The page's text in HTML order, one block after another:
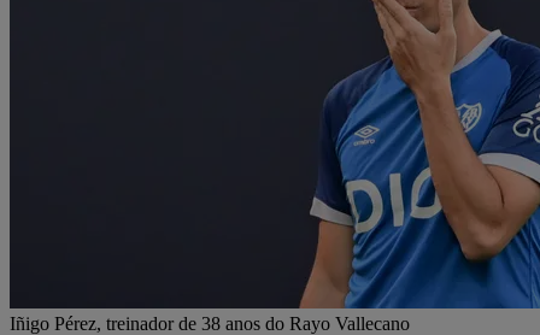
Iñigo Pérez, treinador de 38 anos do Rayo Vallecano